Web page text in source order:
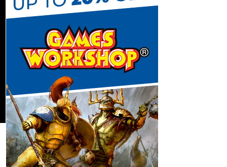
a
n
n
e